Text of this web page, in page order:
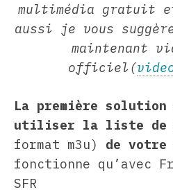
multimédia gratuit
aussi je vous
maintenant
officiel(
La première
utiliser la liste de
format m3u) de votre
fonctionne qu’avec
SFR